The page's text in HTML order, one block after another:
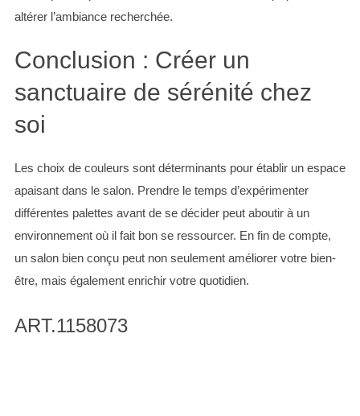
altérer l’ambiance recherchée.
Conclusion : Créer un
sanctuaire de sérénité chez
soi
Les choix de couleurs sont déterminants pour établir un espace
apaisant dans le salon. Prendre le temps d’expérimenter
différentes palettes avant de se décider peut aboutir à un
environnement où il fait bon se ressourcer. En fin de compte,
un salon bien conçu peut non seulement améliorer votre bien-
être, mais également enrichir votre quotidien.
ART.1158073
: